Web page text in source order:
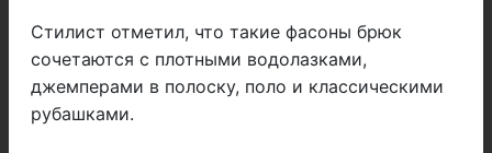
Стилист отметил, что такие фасоны брюк
сочетаются с плотными водолазками,
джемперами в полоску, поло и классическими
рубашками.